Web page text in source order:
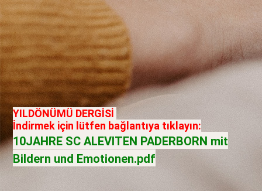
YILDÖNÜMÜ DERGİSİ
İndirmek için lütfen bağlantıya tıklayın:
10JAHRE SC ALEVITEN PADERBORN mit
Bildern und Emotionen.pdf